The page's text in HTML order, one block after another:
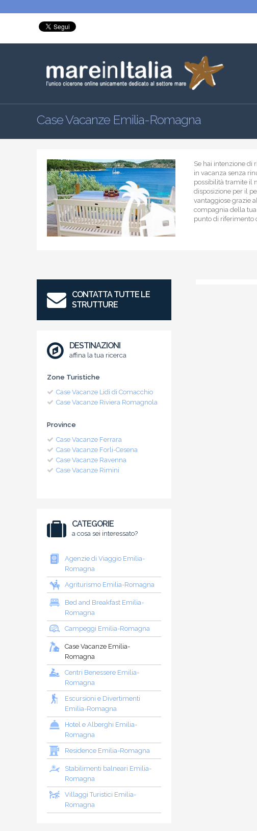
Case Vacanze Emilia-Romagna
Se hai intenzione di
in vacanza senza
possibilità tramite il
disposizione per il
vantaggiose grazie
compagnia della
punto di riferimento
CONTATTA TUTTE LE
STRUTTURE
DESTINAZIONI
affina la tua ricerca
Zone Turistiche
Case Vacanze Lidi di Comacchio
Case Vacanze Riviera Romagnola
Province
Case Vacanze Ferrara
Case Vacanze Forli-Cesena
Case Vacanze Ravenna
Case Vacanze Rimini
CATEGORIE
a cosa sei interessato?
Agenzie di Viaggio Emilia-
Romagna
Agriturismo Emilia-Romagna
Bed and Breakfast Emilia-
Romagna
Campeggi Emilia-Romagna
Case Vacanze Emilia-
Romagna
Centri Benessere Emilia-
Romagna
Escursioni e Divertimenti
Emilia-Romagna
Hotel e Alberghi Emilia-
Romagna
Residence Emilia-Romagna
Stabilimenti balneari Emilia-
Romagna
Villaggi Turistici Emilia-
Romagna